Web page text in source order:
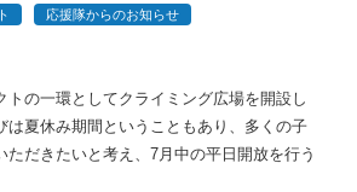
応援隊からのお知らせ
トの一環としてクライミング広場を開設し
は夏休み期間ということもあり、多くの子
ただきたいと考え、7月中の平日開放を行う